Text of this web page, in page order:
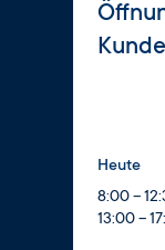
Dienstag
8:00 –
8:00 –
Freitag
Heute
8:00 –
13:00 –